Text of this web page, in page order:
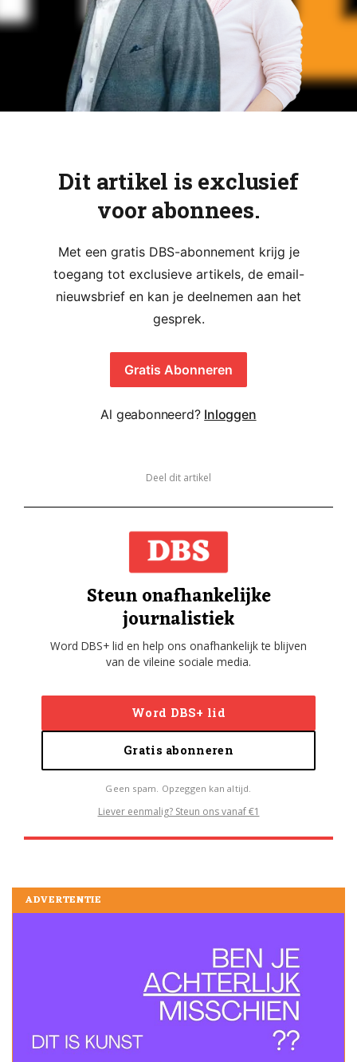
Dit artikel is exclusief
voor abonnees.
Met een gratis DBS-abonnement krijg je
toegang tot exclusieve artikels, de email-
nieuwsbrief en kan je deelnemen aan het
gesprek.
Gratis Abonneren
Al geabonneerd? Inloggen
Deel dit artikel
Steun onafhankelijke
journalistiek
Word DBS+ lid en help ons onafhankelijk te blijven
van de vileine sociale media.
Word DBS+ lid
Gratis abonneren
Geen spam. Opzeggen kan altijd.
Liever eenmalig? Steun ons vanaf €1
ADVERTENTIE